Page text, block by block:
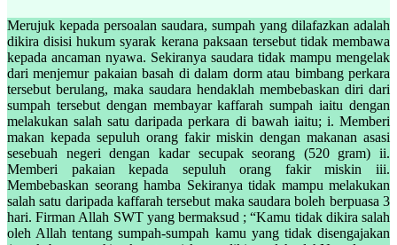
Merujuk kepada persoalan saudara, sumpah yang dilafazkan adalah
dikira disisi hukum syarak kerana paksaan tersebut tidak membawa
kepada ancaman nyawa. Sekiranya saudara tidak mampu mengelak
dari menjemur pakaian basah di dalam dorm atau bimbang perkara
tersebut berulang, maka saudara hendaklah membebaskan diri dari
sumpah tersebut dengan membayar kaffarah sumpah iaitu dengan
melakukan salah satu daripada perkara di bawah iaitu; i. Memberi
makan kepada sepuluh orang fakir miskin dengan makanan asasi
sesebuah negeri dengan kadar secupak seorang (520 gram) ii.
Memberi pakaian kepada sepuluh orang fakir miskin iii.
Membebaskan seorang hamba Sekiranya tidak mampu melakukan
salah satu daripada kaffarah tersebut maka saudara boleh berpuasa 3
hari. Firman Allah SWT yang bermaksud ; “Kamu tidak dikira salah
oleh Allah tentang sumpah-sumpah kamu yang tidak disengajakan